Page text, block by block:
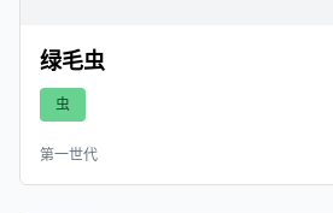
绿毛虫
虫
第一世代